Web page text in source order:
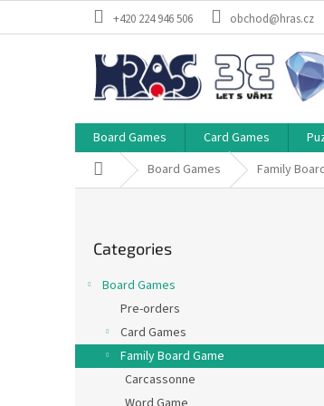
+420 224 946 506 obchod@hras.cz
Board Games Card Games
Home Board Games Family
categories
Categories
Board Games
Pre-orders
Card Games
Family Board Game
Carcassonne